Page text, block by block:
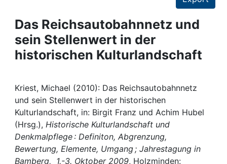
Projects
People
Awards
My FIS
Help
Das Reichsautobahnnetz und
sein Stellenwert in der
historischen Kulturlandschaft
Kriest, Michael (2010): Das Reichsautobahnnetz
und sein Stellenwert in der historischen
Kulturlandschaft, in: Birgit Franz und Achim Hubel
(Hrsg.), Historische Kulturlandschaft und
Denkmalpflege : Definiton, Abgrenzung,
Bewertung, Elemente, Umgang ; Jahrestagung in
Bamberg, 1.-3. Oktober 2009, Holzminden: